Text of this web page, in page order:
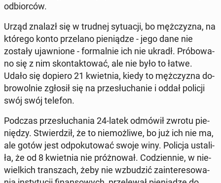
od­bior­ców.
Urząd znalazł się w trudnej sy­tu­acji, bo męż­czy­zna, na
którego konto prze­la­no pie­nią­dze - jego dane nie
zostały ujaw­nio­ne - for­mal­nie ich nie ukradł. Pró­bo­wa­
no się z nim skon­tak­to­wać, ale nie było to łatwe.
Udało się dopiero 21 kwiet­nia, kiedy to męż­czy­zna do­
bro­wol­nie zgłosił się na prze­słu­cha­nie i oddał policji
swój swój telefon.
Podczas prze­słu­cha­nia 24-latek odmówił zwrotu pie­
nię­dzy. Stwier­dził, że to nie­moż­li­we, bo już ich nie ma,
ale gotów jest od­po­ku­to­wać swoje winy. Policja usta­li­
ła, że od 8 kwiet­nia nie próż­no­wał. Co­dzien­nie, w nie­
wiel­kich tran­szach, żeby nie wzbu­dzić za­in­te­re­so­wa­